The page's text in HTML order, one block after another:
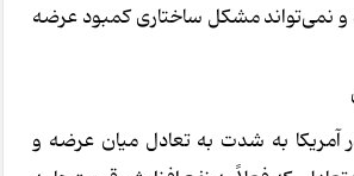
و نمی‌تواند مشکل ساختاری کمبود عرضه
آمریکا به شدت به تعادل میان عرضه و